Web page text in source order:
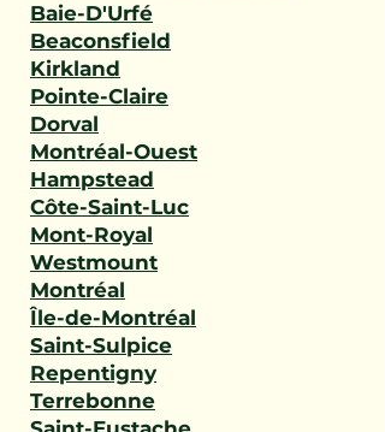
Baie-D'Urfé
Beaconsfield
Kirkland
Pointe-Claire
Dorval
Montréal-Ouest
Hampstead
Côte-Saint-Luc
Mont-Royal
Westmount
Montréal
Île-de-Montréal
Saint-Sulpice
Repentigny
Terrebonne